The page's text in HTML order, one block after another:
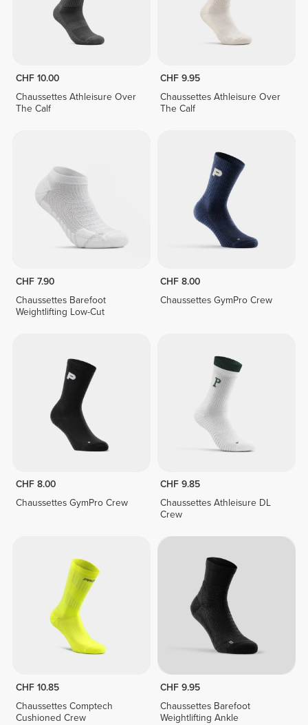
CHF 10.00
Chaussettes Athleisure Over
The Calf
CHF 9.95
Chaussettes Athleisure Over
The Calf
CHF 7.90
Chaussettes Barefoot
Weightlifting Low-Cut
CHF 8.00
Chaussettes GymPro Crew
CHF 8.00
Chaussettes GymPro Crew
CHF 9.85
Chaussettes Athleisure DL
Crew
CHF 10.85
Chaussettes Comptech
Cushioned Crew
CHF 9.95
Chaussettes Barefoot
Weightlifting Ankle